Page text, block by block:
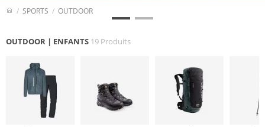
SPORTS OUTDOOR
OUTDOOR | ENFANTS 19 Produits